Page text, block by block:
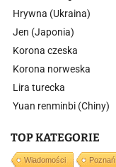
Hrywna (Ukraina)
Jen (Japonia)
Korona czeska
Korona norweska
Lira turecka
Yuan renminbi (Chiny)
TOP KATEGORIE
Wiadomości Poznań